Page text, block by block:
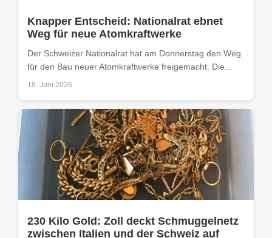
Knapper Entscheid: Nationalrat ebnet
Weg für neue Atomkraftwerke
Der Schweizer Nationalrat hat am Donnerstag den Weg
für den Bau neuer Atomkraftwerke freigemacht. Die...
18. Juni 2026
230 Kilo Gold: Zoll deckt Schmuggelnetz
zwischen Italien und der Schweiz auf